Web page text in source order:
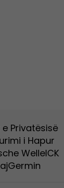
Privatësisë
i Hapur
WelleICK
Germin